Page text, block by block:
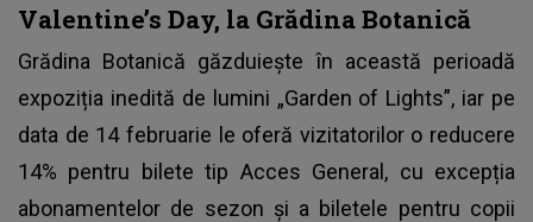
Valentine’s Day, la Grădina Botanică
Grădina Botanică găzduiește în această perioadă
expoziția inedită de lumini „Garden of Lights”, iar pe
data de 14 februarie le oferă vizitatorilor o reducere
14% pentru bilete tip Acces General, cu excepția
abonamentelor de sezon și a biletele pentru copii